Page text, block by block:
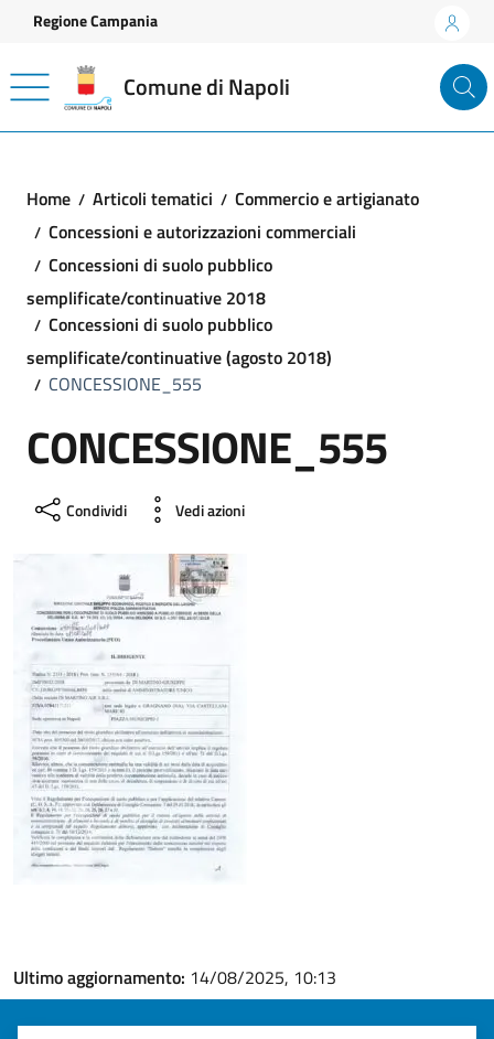
Vai ai contenuti
Vai al footer
Regione Campania
Comune di Napoli
Home Articoli tematici
Commercio e artigianato
Concessioni e autorizzazioni commerciali
Concessioni di suolo pubblico
semplificate/continuative 2018
Concessioni di suolo pubblico
semplificate/continuative (agosto 2018)
CONCESSIONE_555
CONCESSIONE_555
Condividi Vedi azioni
Ultimo aggiornamento: 14/08/2025, 10:13